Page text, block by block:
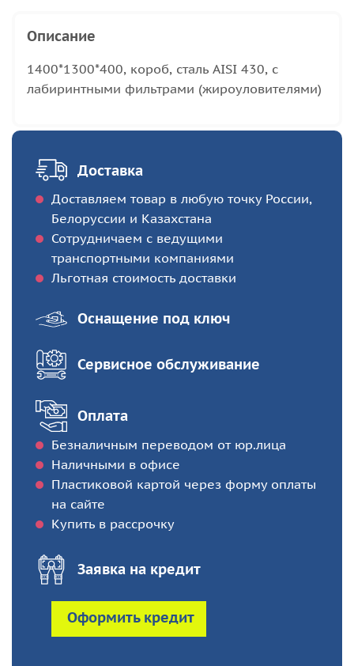
Описание
1400*1300*400, короб, сталь AISI 430, с
лабиринтными фильтрами (жироуловителями)
Доставка
Доставляем товар в любую точку России,
Белоруссии и Казахстана
Сотрудничаем с ведущими
транспортными компаниями
Льготная стоимость доставки
Оснащение под ключ
Сервисное обслуживание
Оплата
Безналичным переводом от юр.лица
Наличными в офисе
Пластиковой картой через форму оплаты
на сайте
Купить в рассрочку
Заявка на кредит
Оформить кредит